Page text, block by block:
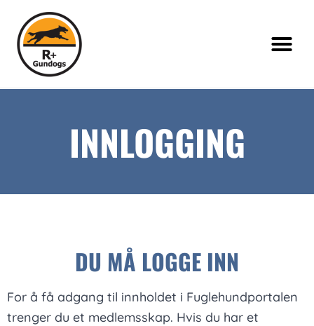
INNLOGGING
DU MÅ LOGGE INN
For å få adgang til innholdet i Fuglehundportalen
trenger du et medlemsskap. Hvis du har et